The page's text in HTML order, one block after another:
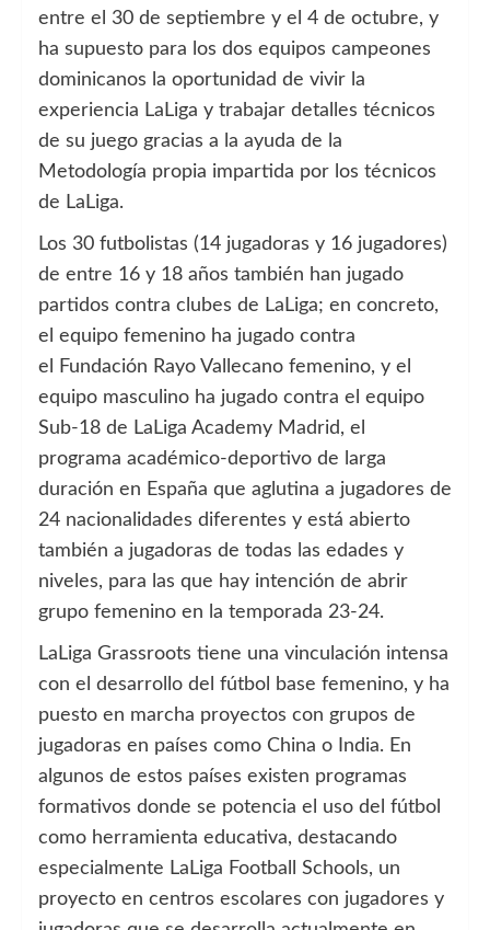
entre el 30 de septiembre y el 4 de octubre, y
ha supuesto para los dos equipos campeones
dominicanos la oportunidad de vivir la
experiencia LaLiga y trabajar detalles técnicos
de su juego gracias a la ayuda de la
Metodología propia impartida por los técnicos
de LaLiga.
Los 30 futbolistas (14 jugadoras y 16 jugadores)
de entre 16 y 18 años también han jugado
partidos contra clubes de LaLiga; en concreto,
el equipo femenino ha jugado contra
el Fundación Rayo Vallecano femenino, y el
equipo masculino ha jugado contra el equipo
Sub-18 de LaLiga Academy Madrid, el
programa académico-deportivo de larga
duración en España que aglutina a jugadores de
24 nacionalidades diferentes y está abierto
también a jugadoras de todas las edades y
niveles, para las que hay intención de abrir
grupo femenino en la temporada 23-24.
LaLiga Grassroots tiene una vinculación intensa
con el desarrollo del fútbol base femenino, y ha
puesto en marcha proyectos con grupos de
jugadoras en países como China o India. En
algunos de estos países existen programas
formativos donde se potencia el uso del fútbol
como herramienta educativa, destacando
especialmente LaLiga Football Schools, un
proyecto en centros escolares con jugadores y